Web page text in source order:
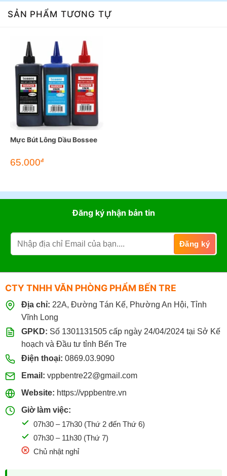
SẢN PHẨM TƯƠNG TỰ
Mực Bút Lông Dầu Bossee
65.000đ
Đăng ký nhận bản tin
CTY TNHH VĂN PHÒNG PHẨM BẾN TRE
Địa chỉ: 22A, Đường Tán Kế, Phường An Hội, Tỉnh
Vĩnh Long
GPKD: Số 1301131505 cấp ngày 24/04/2024 tại Sở Kế
hoạch và Đầu tư tỉnh Bến Tre
Điện thoại: 0869.03.9090
Email: vppbentre22@gmail.com
Website: https://vppbentre.vn
Giờ làm việc:
07h30 – 17h30 (Thứ 2 đến Thứ 6)
07h30 – 11h30 (Thứ 7)
Chủ nhật nghỉ